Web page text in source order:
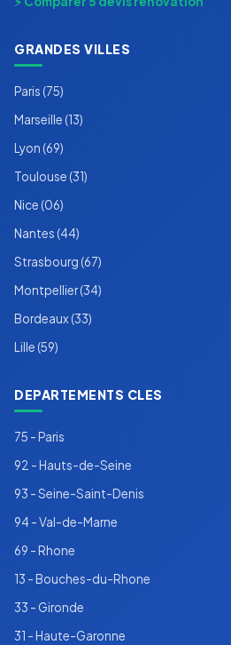
GRANDES VILLES
Paris (75)
Marseille (13)
Lyon (69)
Toulouse (31)
Nice (06)
Nantes (44)
Strasbourg (67)
Montpellier (34)
Bordeaux (33)
Lille (59)
DEPARTEMENTS CLES
75 - Paris
92 - Hauts-de-Seine
93 - Seine-Saint-Denis
94 - Val-de-Marne
69 - Rhone
13 - Bouches-du-Rhone
33 - Gironde
31 - Haute-Garonne